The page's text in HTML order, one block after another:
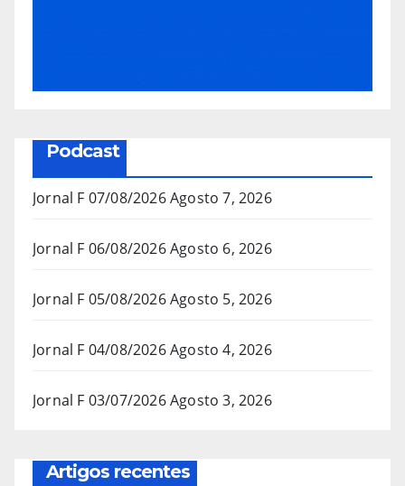
Podcast
Jornal F 07/08/2026Agosto 7, 2026
Jornal F 06/08/2026Agosto 6, 2026
Jornal F 05/08/2026Agosto 5, 2026
Jornal F 04/08/2026Agosto 4, 2026
Jornal F 03/07/2026Agosto 3, 2026
Artigos recentes